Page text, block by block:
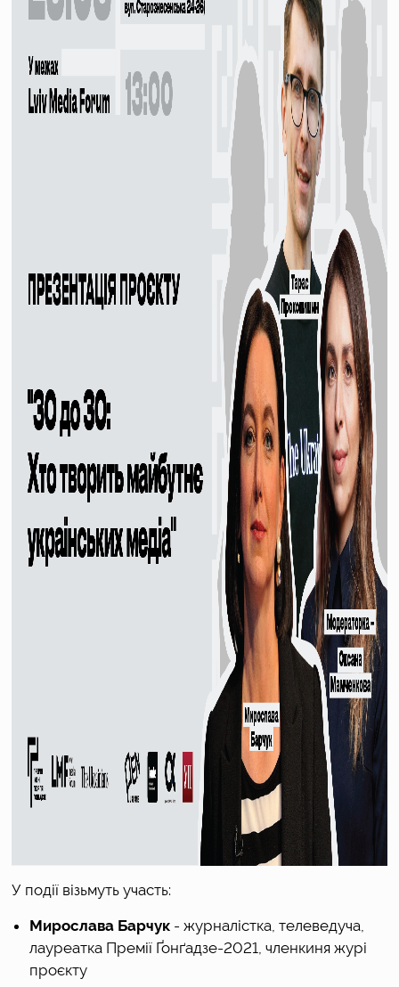
У події візьмуть участь:
Мирослава Барчук - журналістка, телеведуча,
лауреатка Премії Ґонґадзе-2021, членкиня журі
проєкту